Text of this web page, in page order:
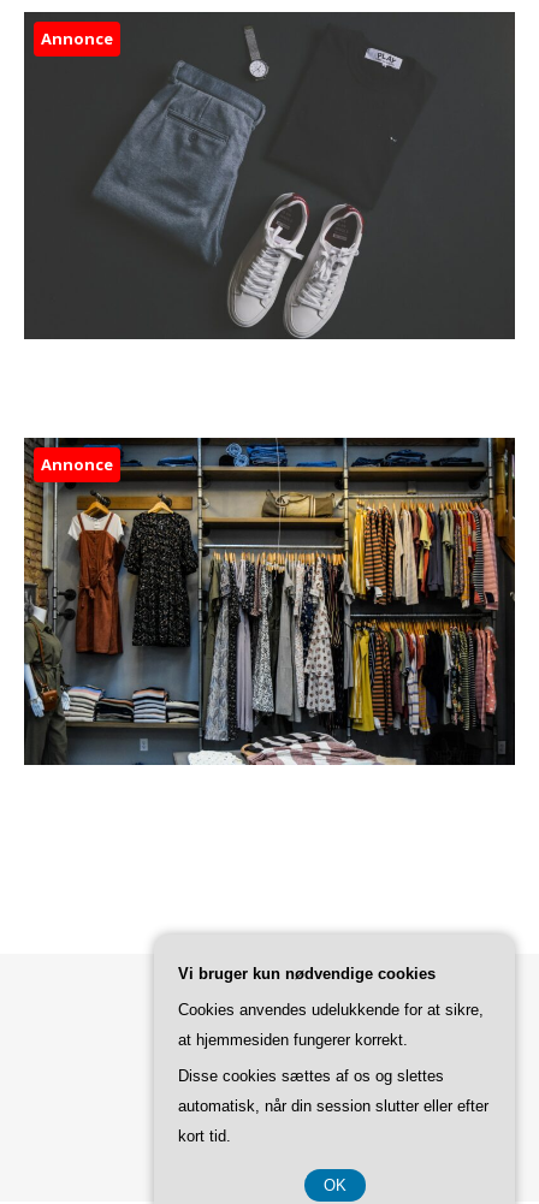
Annonce
Annonce
Bard Tema afWP Royal .
TILBAGE TIL TOPPEN
Vi bruger kun nødvendige cookies
Cookies anvendes udelukkende for at sikre,
at hjemmesiden fungerer korrekt.
Disse cookies sættes af os og slettes
automatisk, når din session slutter eller efter
kort tid.
OK